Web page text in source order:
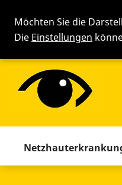
Möchten Sie die
Die Einstellungen
Menü mit
Cookie-